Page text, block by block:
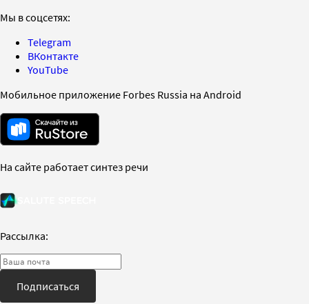
Мы в соцсетях:
Telegram
ВКонтакте
YouTube
Мобильное приложение Forbes Russia на Android
На сайте работает синтез речи
Рассылка:
Подписаться